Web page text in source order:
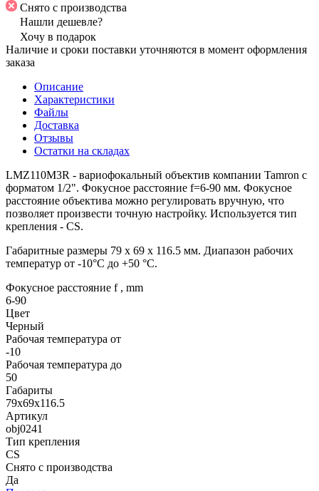
Снято с производства
Нашли дешевле?
Хочу в подарок
Наличие и сроки поставки уточняются в момент оформления
заказа
Описание
Характеристики
Файлы
Доставка
Отзывы
Остатки на складах
LMZ110M3R - вариофокальный объектив компании Tamron с
форматом 1/2". Фокусное расстояние f=6-90 мм. Фокусное
расстояние объектива можно регулировать вручную, что
позволяет произвести точную настройку. Используется тип
крепления - CS.
Габаритные размеры 79 x 69 x 116.5 мм. Диапазон рабочих
температур от -10°C до +50 °C.
Фокусное расстояние f , mm
6-90
Цвет
Черный
Рабочая температура от
-10
Рабочая температура до
50
Габариты
79x69x116.5
Артикул
obj0241
Тип крепления
CS
Снято с производства
Да